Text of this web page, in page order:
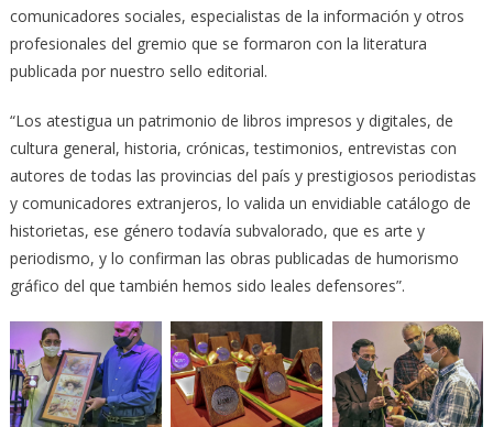
comunicadores sociales, especialistas de la información y otros
profesionales del gremio que se formaron con la literatura
publicada por nuestro sello editorial.
“Los atestigua un patrimonio de libros impresos y digitales, de
cultura general, historia, crónicas, testimonios, entrevistas con
autores de todas las provincias del país y prestigiosos periodistas
y comunicadores extranjeros, lo valida un envidiable catálogo de
historietas, ese género todavía subvalorado, que es arte y
periodismo, y lo confirman las obras publicadas de humorismo
gráfico del que también hemos sido leales defensores”.